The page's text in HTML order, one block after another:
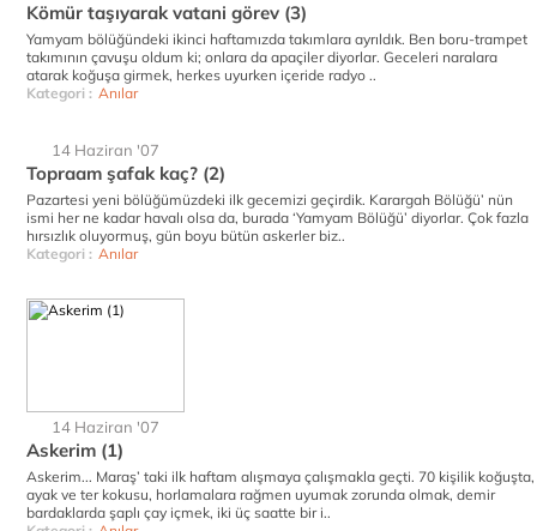
Kömür taşıyarak vatani görev (3)
Yamyam bölüğündeki ikinci haftamızda takımlara ayrıldık. Ben boru-trampet
takımının çavuşu oldum ki; onlara da apaçiler diyorlar. Geceleri naralara
atarak koğuşa girmek, herkes uyurken içeride radyo ..
Kategori : Anılar
14 Haziran '07
Topraam şafak kaç? (2)
Pazartesi yeni bölüğümüzdeki ilk gecemizi geçirdik. Karargah Bölüğü’ nün
ismi her ne kadar havalı olsa da, burada ‘Yamyam Bölüğü’ diyorlar. Çok fazla
hırsızlık oluyormuş, gün boyu bütün askerler biz..
Kategori : Anılar
14 Haziran '07
Askerim (1)
Askerim... Maraş’ taki ilk haftam alışmaya çalışmakla geçti. 70 kişilik koğuşta,
ayak ve ter kokusu, horlamalara rağmen uyumak zorunda olmak, demir
bardaklarda şaplı çay içmek, iki üç saatte bir i..